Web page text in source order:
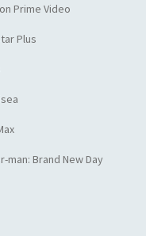
Prime Video
Plus
man: Brand New Day